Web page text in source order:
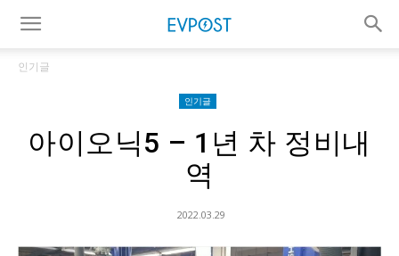
인기글
인기글
아이오닉5 – 1년 차 정비내
역
2022.03.29